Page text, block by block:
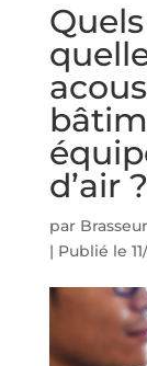
d’air ?
par
| Publié le